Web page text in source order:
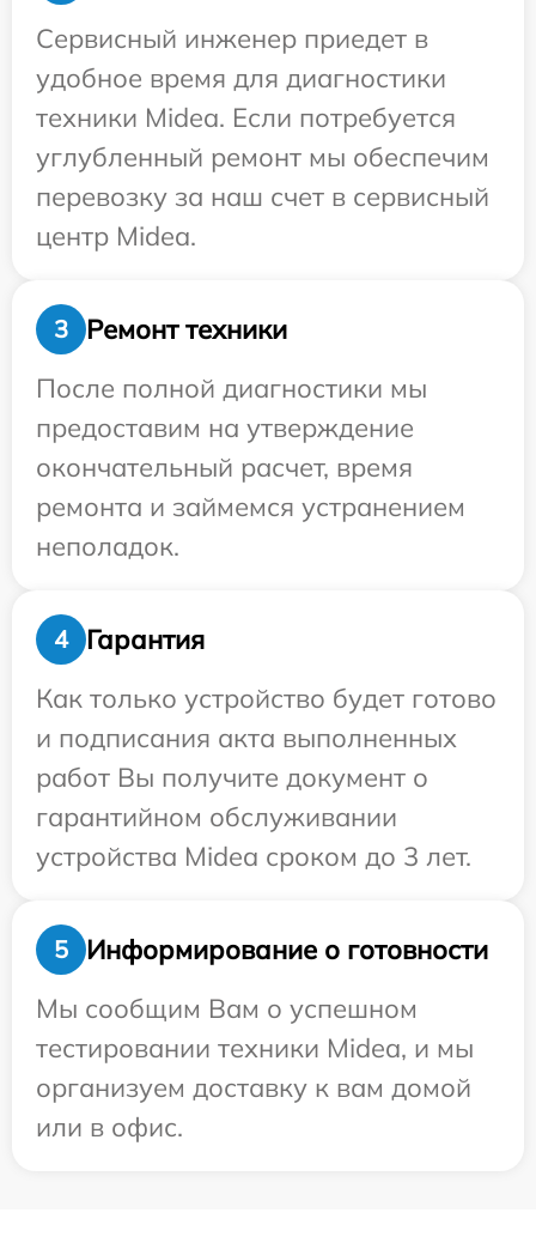
Сервисный инженер приедет в
удобное время для диагностики
техники Midea. Если потребуется
углубленный ремонт мы обеспечим
перевозку за наш счет в сервисный
центр Midea.
3
Ремонт техники
После полной диагностики мы
предоставим на утверждение
окончательный расчет, время
ремонта и займемся устранением
неполадок.
4
Гарантия
Как только устройство будет готово
и подписания акта выполненных
работ Вы получите документ о
гарантийном обслуживании
устройства Midea сроком до 3 лет.
5
Информирование о готовности
Мы сообщим Вам о успешном
тестировании техники Midea, и мы
организуем доставку к вам домой
или в офис.